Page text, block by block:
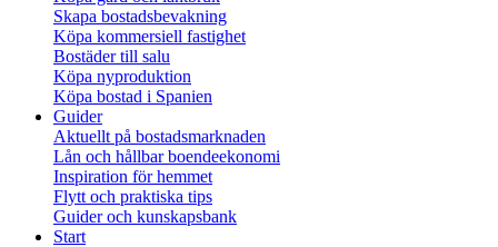
Skapa bostadsbevakning
Köpa kommersiell fastighet
Bostäder till salu
Köpa nyproduktion
Köpa bostad i Spanien
Guider
Aktuellt på bostadsmarknaden
Lån och hållbar boendeekonomi
Inspiration för hemmet
Flytt och praktiska tips
Guider och kunskapsbank
Start